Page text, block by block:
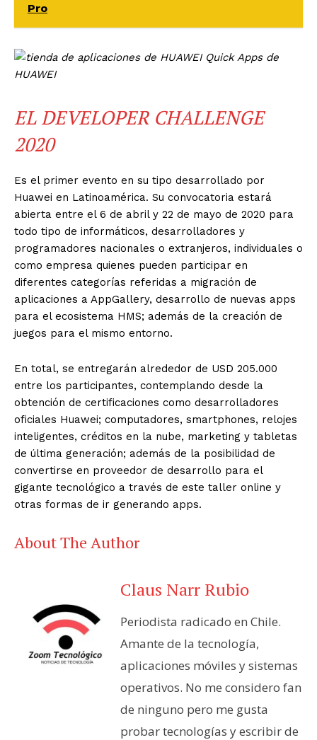
Pro
EL DEVELOPER CHALLENGE
2020
Es el primer evento en su tipo desarrollado por
Huawei en Latinoamérica. Su convocatoria estará
abierta entre el 6 de abril y 22 de mayo de 2020 para
todo tipo de informáticos, desarrolladores y
programadores nacionales o extranjeros, individuales o
como empresa quienes pueden participar en
diferentes categorías referidas a migración de
aplicaciones a AppGallery, desarrollo de nuevas apps
para el ecosistema HMS; además de la creación de
juegos para el mismo entorno.
En total, se entregarán alrededor de USD 205.000
entre los participantes, contemplando desde la
obtención de certificaciones como desarrolladores
oficiales Huawei; computadores, smartphones, relojes
inteligentes, créditos en la nube, marketing y tabletas
de última generación; además de la posibilidad de
convertirse en proveedor de desarrollo para el
gigante tecnológico a través de este taller online y
otras formas de ir generando apps.
About The Author
Claus Narr Rubio
Periodista radicado en Chile.
Amante de la tecnología,
aplicaciones móviles y sistemas
operativos. No me considero fan
de ninguno pero me gusta
probar tecnologías y escribir de